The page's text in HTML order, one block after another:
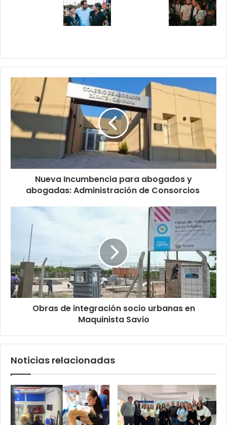
Nueva Incumbencia para abogados y
abogadas: Administración de Consorcios
Obras de integración socio urbanas en
Maquinista Savio
Noticias relacionadas